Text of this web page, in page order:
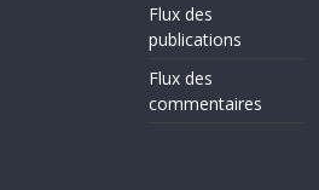
Flux des
publications
Flux des
commentaires